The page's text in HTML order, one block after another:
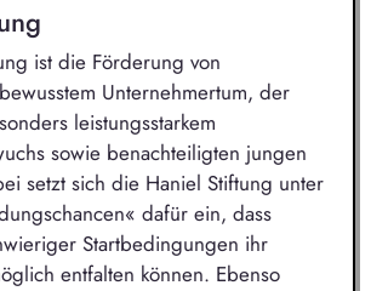
ist die Förderung von
Unternehmertum, der
leistungsstarkem
sowie benachteiligten jungen
setzt sich die Haniel Stiftung unter
dafür ein, dass
Startbedingungen ihr
entfalten können. Ebenso